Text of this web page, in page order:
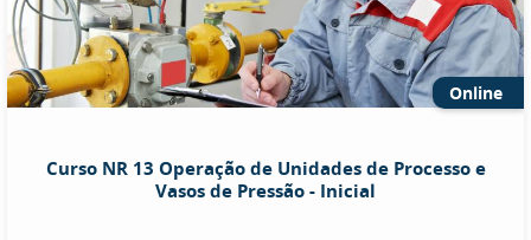
Online
Curso NR 13 Operação de Unidades de Processo e
Vasos de Pressão - Inicial